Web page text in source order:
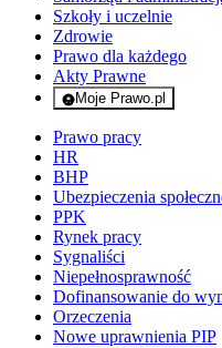
Szkoły i uczelnie
Zdrowie
Prawo dla każdego
Akty Prawne
Moje Prawo.pl
- rejestracja i
Prawo pracy
HR
BHP
Ubezpieczenia
PPK
Rynek pracy
Sygnaliści
Niepełnosprawność
Dofinansowanie do
Orzeczenia
Nowe uprawnienia PIP